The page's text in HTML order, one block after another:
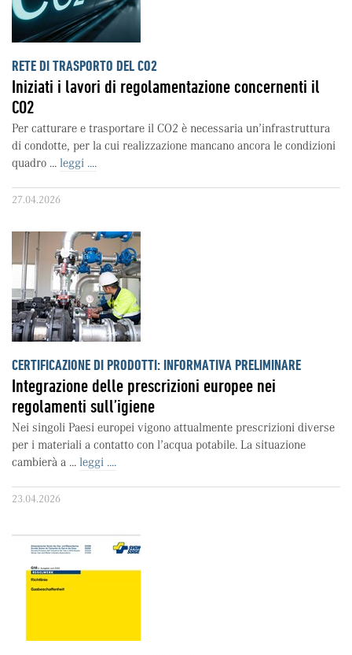
RETE DI TRASPORTO DEL CO2
Iniziati i lavori di regolamentazione concernenti il
CO2
Per catturare e trasportare il CO2 è necessaria un’infrastruttura
di condotte, per la cui realizzazione mancano ancora le condizioni
quadro ... leggi ....
27.04.2026
CERTIFICAZIONE DI PRODOTTI: INFORMATIVA PRELIMINARE
Integrazione delle prescrizioni europee nei
regolamenti sull’igiene
Nei singoli Paesi europei vigono attualmente prescrizioni diverse
per i materiali a contatto con l’acqua potabile. La situazione
cambierà a ... leggi ....
23.04.2026